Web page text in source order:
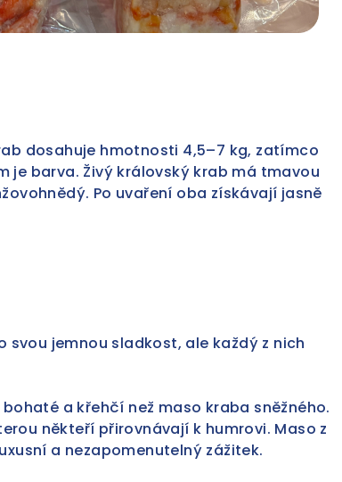
dosahuje hmotnosti 4,5–7 kg, zatímco
je barva. Živý královský krab má tmavou
Po uvaření oba získávají jasně
svou jemnou sladkost, ale každý z nich
a křehčí než maso kraba sněžného.
někteří přirovnávají k humrovi. Maso z
a nezapomenutelný zážitek.